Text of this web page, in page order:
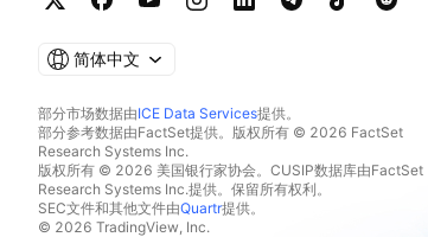
简体中文
部分市场数据由ICE Data Services提供。
部分参考数据由FactSet提供。版权所有 © 2026 FactSet
Research Systems Inc.
版权所有 © 2026 美国银行家协会。CUSIP数据库由FactSet
Research Systems Inc.提供。保留所有权利。
SEC文件和其他文件由Quartr提供。
© 2026 TradingView, Inc.